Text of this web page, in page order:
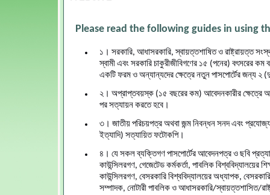
Please read the following guides in using
১। সরকারি, আধাসরকারি, স্বায়ত্তশাষিত ও রাষ্ট্রায়ত্ত
স্বামী এবং সরকারি চাকুরীজীবিগণের ১৫ (পনের) বৎসরের
একটি ফরম ও অন্যান্যদের ক্ষেত্রে নতুন পাসপোর্টের জন্য ২
২। অপ্রাপ্তবয়স্ক (১৫ বছরের কম) আবেদনকারীর ক্ষেত্রে
পর সত্যায়ন করতে হবে।
৩। জাতীয় পরিচয়পত্র অথবা জন্ম নিবন্ধন সনদ এবং প্রযোজ্য
ইত্যাদি) সত্যায়িত ফটোকপি।
৪। যে সকল ব্যক্তিগণ পাসপোর্টের আবেদনপত্র ও ছবি
কাউন্সিলরগণ, গেজেটেড কর্মকর্তা, পাবলিক বিশ্ববিদ্যালয়ের
কাউন্সিলরগণ, বেসরকারি বিশ্ববিদ্যালয়ের অধ্যাপক,
সম্পাদক, নোটারী পাবলিক ও আধাসরকারি/স্বায়ত্তশাসিত/